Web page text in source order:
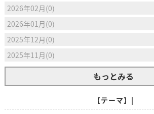
2026年02月(0)
2026年01月(0)
2025年12月(0)
2025年11月(0)
もっとみる
【テーマ】|